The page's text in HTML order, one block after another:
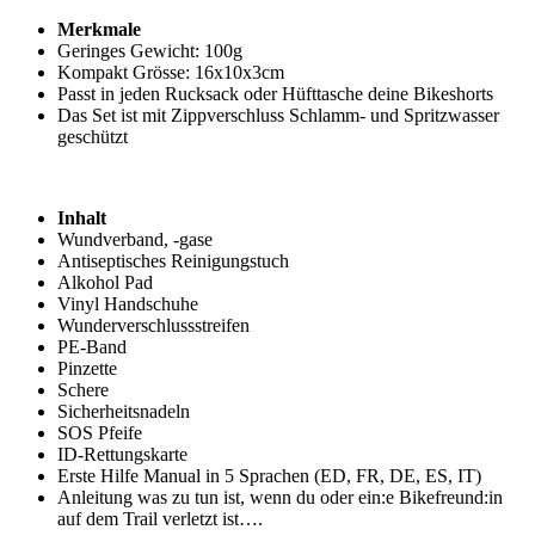
Merkmale
Geringes Gewicht: 100g
Kompakt Grösse: 16x10x3cm
Passt in jeden Rucksack oder Hüfttasche deine Bikeshorts
Das Set ist mit Zippverschluss Schlamm- und Spritzwasser
geschützt
Inhalt
Wundverband, -gase
Antiseptisches Reinigungstuch
Alkohol Pad
Vinyl Handschuhe
Wunderverschlussstreifen
PE-Band
Pinzette
Schere
Sicherheitsnadeln
SOS Pfeife
ID-Rettungskarte
Erste Hilfe Manual in 5 Sprachen (ED, FR, DE, ES, IT)
Anleitung was zu tun ist, wenn du oder ein:e Bikefreund:in
auf dem Trail verletzt ist….